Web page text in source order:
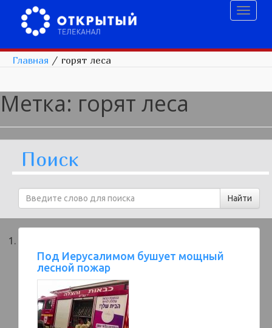
Главная / горят леса
Метка: горят леса
Поиск
Под Иерусалимом бушует мощный
лесной пожар